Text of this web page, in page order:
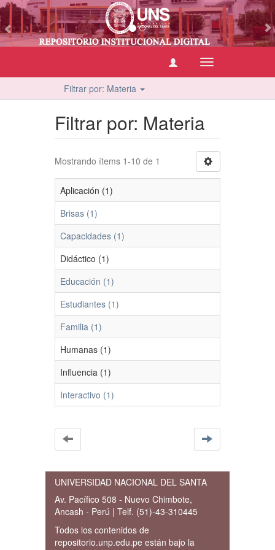
Cambiar
navegación
Filtrar por: Materia
Filtrar por: Materia
Mostrando ítems 1-10 de 1
Aplicación (1)
Brisas (1)
Capacidades (1)
Didáctico (1)
Educación (1)
Estudiantes (1)
Familia (1)
Humanas (1)
Influencia (1)
Interactivo (1)
UNIVERSIDAD NACIONAL DEL SANTA
Av. Pacífico 508 - Nuevo Chimbote,
Ancash - Perú | Telf. (51)-43-310445
Todos los contenidos de
repositorio.unp.edu.pe están bajo la